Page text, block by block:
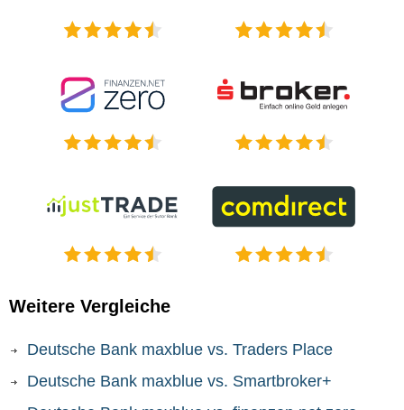
Weitere Vergleiche
Deutsche Bank maxblue vs. Traders Place
Deutsche Bank maxblue vs. Smartbroker+